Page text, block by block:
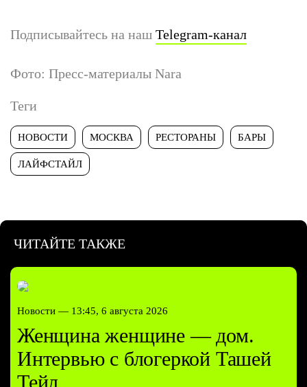
Подписывайтесь на наш Telegram-канал
Фото: Пресс-материалы Nara
Теги
НОВОСТИ МОСКВА РЕСТОРАНЫ БАРЫ
ЛАЙФСТАЙЛ
ЧИТАЙТЕ ТАКЖЕ
Новости — 13:45, 6 августа 2026
Женщина женщине — дом.
Интервью с блогеркой Ташей
Тейл